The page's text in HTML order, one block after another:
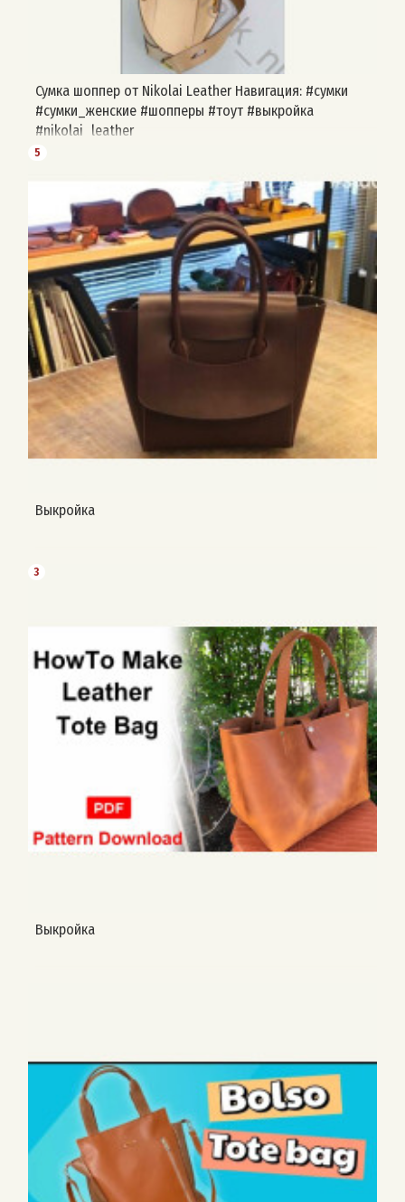
Сумка шоппер от Nikolai Leather Навигация: #сумки
#сумки_женские #шопперы #тоут #выкройка
#nikolai_leather
5
Выкройка
3
Выкройка